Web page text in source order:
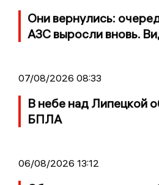
Они вернулись:
АЗС выросли вновь.
07/08/2026 08:33
В небе над Липецкой
БПЛА
06/08/2026 13:12